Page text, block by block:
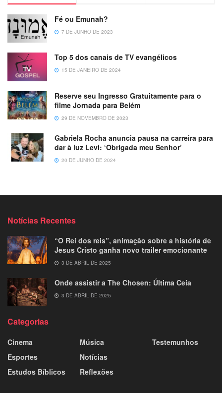
Fé ou Emunah?
7 DE JUNHO DE 2023
Top 5 dos canais de TV evangélicos
15 DE JANEIRO DE 2024
Reserve seu Ingresso Gratuitamente para o
filme Jornada para Belém
29 DE NOVEMBRO DE 2023
Gabriela Rocha anuncia pausa na carreira para
dar à luz Levi: ‘Obrigada meu Senhor’
20 DE JUNHO DE 2024
Notícias Recentes
“O Rei dos reis”, animação sobre a história de
Jesus Cristo ganha novo trailer emocionante
3 DE ABRIL DE 2025
Onde assistir a The Chosen: Última Ceia
3 DE ABRIL DE 2025
Categorias
Cinema
Esportes
Estudos Bíblicos
Música
Notícias
Reflexões
Testemunhos